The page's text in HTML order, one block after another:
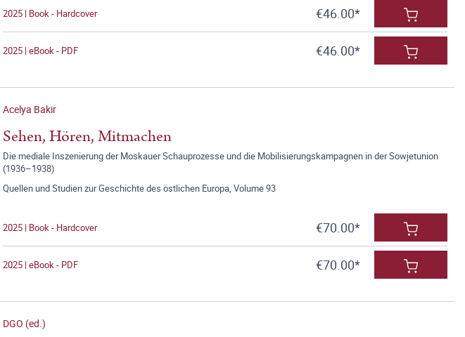
2025 | Book - Hardcover €46.00*
2025 | eBook - PDF €46.00*
Acelya Bakir
Sehen, Hören, Mitmachen
Die mediale Inszenierung der Moskauer Schauprozesse und die Mobilisierungskampagnen in der Sowjetunion
(1936–1938)
Quellen und Studien zur Geschichte des östlichen Europa, Volume 93
2025 | Book - Hardcover €70.00*
2025 | eBook - PDF €70.00*
DGO (ed.)